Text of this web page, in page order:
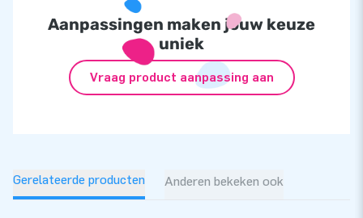
Aanpassingen maken jouw keuze
uniek
Vraag product aanpassing aan
Gerelateerde producten Anderen bekeken ook